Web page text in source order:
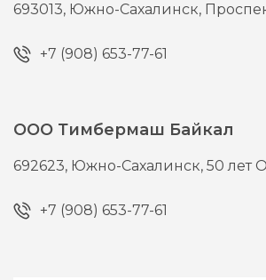
693013, Южно-Сахалинск,
+7 (908) 653-77-61
ООО Тимбермаш Байкал
692623, Южно-Сахалинск,50 лет
+7 (908) 653-77-61